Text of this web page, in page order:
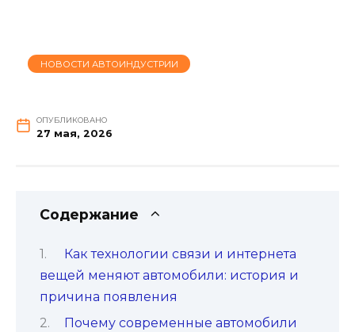
НОВОСТИ АВТОИНДУСТРИИ
ОПУБЛИКОВАНО
27 мая, 2026
Содержание
Как технологии связи и интернета
вещей меняют автомобили: история и
причина появления
Почему современные автомобили